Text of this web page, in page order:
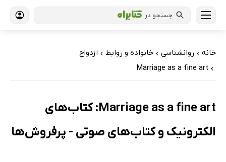
جستجو در
خانه › روانشناسی › خانواده و روابط › ازدواج
›
Marriage as a fine art
Marriage as a fine art: کتاب‌های
الکترونیک و کتاب‌های صوتی - پرفروش‌ها